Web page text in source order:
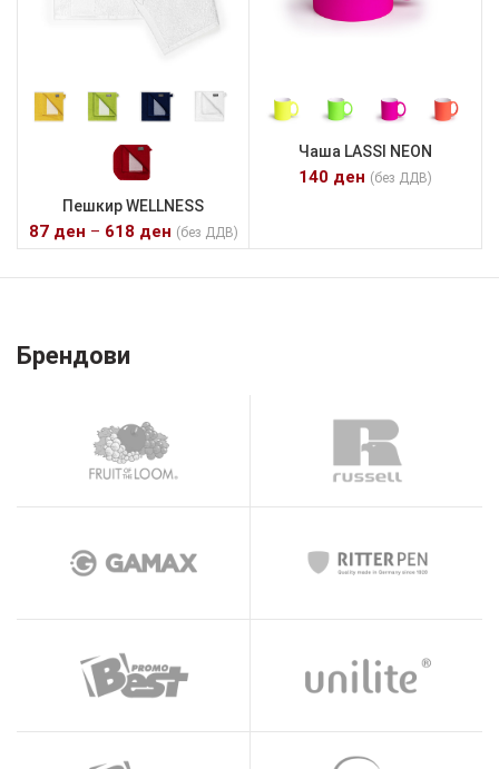
Пешкир WELLNESS
87 ден – 618 ден (без ДДВ)
Чаша LASSI NEON
140 ден (без ДДВ)
Брендови